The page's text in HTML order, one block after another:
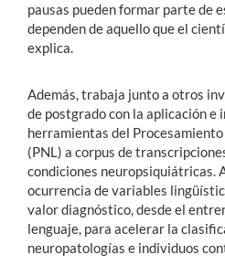
pausas pueden formar parte de
dependen de aquello que el
explica.
Además, trabaja junto a otros
de postgrado con la aplicación e
herramientas del
(PNL) a corpus de
condiciones neuropsiquiátricas.
ocurrencia de variables
valor diagnóstico, desde el
lenguaje, para acelerar la
neuropatologías e individuos